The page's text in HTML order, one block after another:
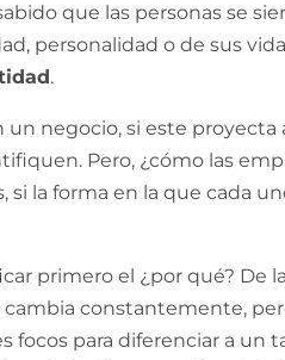
que las personas se
personalidad o de sus
.
negocio, si este proyecta
Pero, ¿cómo las
la forma en la que cada
primero el ¿por qué? De
constantemente,
focos para diferenciar a un